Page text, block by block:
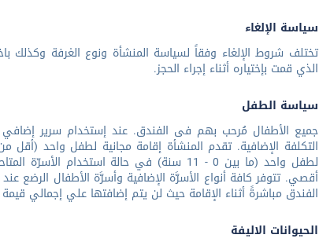
سياسة الإلغاء
تختلف شروط الإلغاء وفقاً لسياسة المنشأة ونوع الغرفة وكذلك
الذي قمت بإختياره أثناء إجراء الحجز.
سياسة الطفل
جميع الأطفال مُرحب بهم فى الفندق. عند إستخدام سرير
التكلفة الإضافية. تقدم المنشأة إقامة مجانية لطفل واحد
لطفل واحد (ما بين 0 - 11 سنة) في حالة
أقصي. تتوفر كافة أنواع الأسرَّة الإضافية وأسرَّة الأطفال الرضع
الفندق مباشرةً أثناء الإقامة حيث لن يتم إضافتها علي إجمالي قيمة
الحيوانات الاليفة